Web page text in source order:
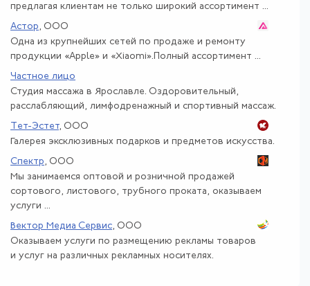
предлагая клиентам не только широкий ассортимент ...
Астор , ООО
Одна из крупнейших сетей по продаже и ремонту
продукции «Apple» и «Xiaomi».Полный ассортимент ...
Частное лицо
Студия массажа в Ярославле. Оздоровительный,
расслабляющий, лимфодренажный и спортивный массаж.
Тет-Эстет, ООО
Галерея эксклюзивных подарков и предметов искусства.
Спектр , ООО
Мы занимаемся оптовой и розничной продажей
сортового, листового, трубного проката, оказываем
услуги ...
Вектор Медиа Сервис, ООО
Оказываем услуги по размещению рекламы товаров
и услуг на различных рекламных носителях.